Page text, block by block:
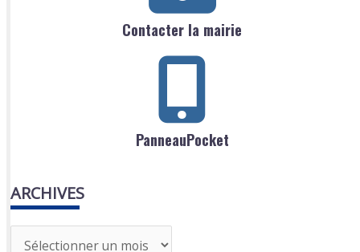
Contacter la mairie
PanneauPocket
ARCHIVES